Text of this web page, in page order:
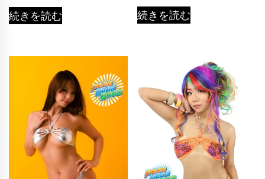
続きを読む 続きを読む